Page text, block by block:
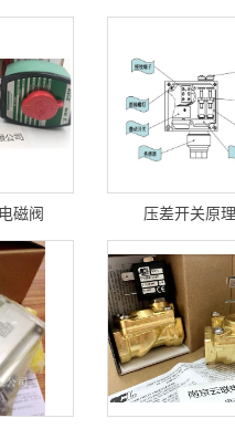
磁阀
业环境
压差开关原